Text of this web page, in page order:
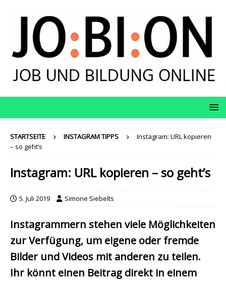
STARTSEITE INSTAGRAM TIPPS
Instagram: URL kopieren
– so geht’s
Instagram: URL kopieren – so geht’s
5. Juli 2019 Simone Siebelts
Instagrammern stehen viele Möglichkeiten
zur Verfügung, um eigene oder fremde
Bilder und Videos mit anderen zu teilen.
Ihr könnt einen Beitrag direkt in einem